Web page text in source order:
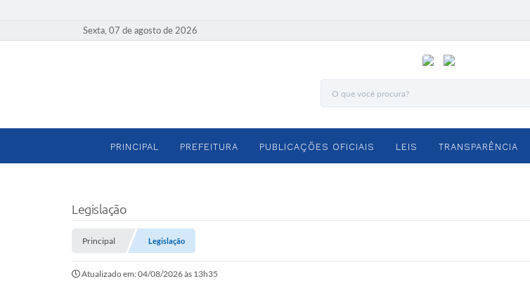
Sexta, 07 de agosto de 2026
PRINCIPAL PREFEITURA PUBLICAÇÕES OFICIAIS LEIS TRANSPARÊNCIA
Legislação
Principal Legislação
Atualizado em: 04/08/2026 às 13h35